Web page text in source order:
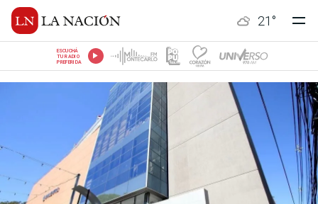
21 °
ESCUCHÁ
TU RADIO
PREFERIDA